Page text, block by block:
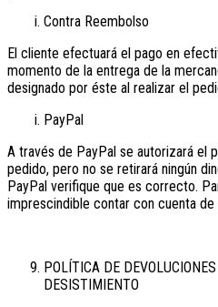
Contra Reembolso
El cliente efectuará el pago en
momento de la entrega de la
designado por éste al realizar el
PayPal
A través de PayPal se autorizará el
pedido, pero no se retirará ningún
PayPal verifique que es correcto.
imprescindible contar con cuenta de
POLÍTICA DE
DESISTIMIENTO